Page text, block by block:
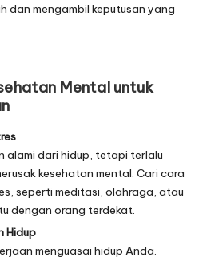
dan mengambil keputusan yang
Mental untuk
alami dari hidup, tetapi terlalu
kesehatan mental. Cari cara
seperti meditasi, olahraga, atau
dengan orang terdekat.
Hidup
menguasai hidup Anda.